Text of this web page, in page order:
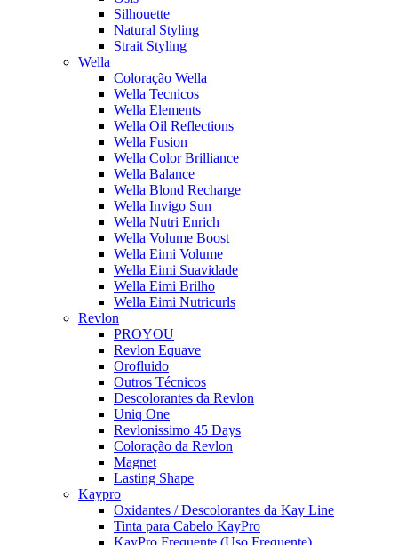
Silhouette
Natural Styling
Strait Styling
Wella
Coloração Wella
Wella Tecnicos
Wella Elements
Wella Oil Reflections
Wella Fusion
Wella Color Brilliance
Wella Balance
Wella Blond Recharge
Wella Invigo Sun
Wella Nutri Enrich
Wella Volume Boost
Wella Eimi Volume
Wella Eimi Suavidade
Wella Eimi Brilho
Wella Eimi Nutricurls
Revlon
PROYOU
Revlon Equave
Orofluido
Outros Técnicos
Descolorantes da Revlon
Uniq One
Revlonissimo 45 Days
Coloração da Revlon
Magnet
Lasting Shape
Kaypro
Oxidantes / Descolorantes da Kay Line
Tinta para Cabelo KayPro
KayPro Frequente (Uso Frequente)